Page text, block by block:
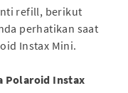
refill, berikut
perhatikan saat
Instax Mini.
Polaroid Instax